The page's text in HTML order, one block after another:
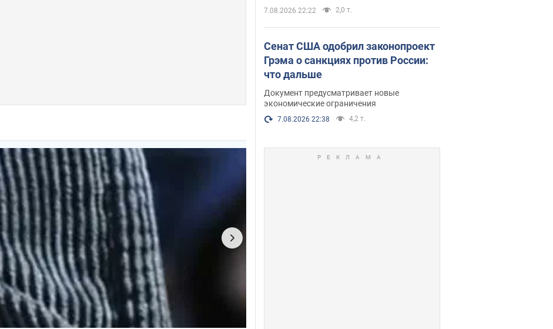
7.08.2026 22:22 2,0 т.
Сенат США одобрил законопроект
Грэма о санкциях против России:
что дальше
Документ предусматривает новые
экономические ограничения
7.08.2026 22:38 4,2 т.